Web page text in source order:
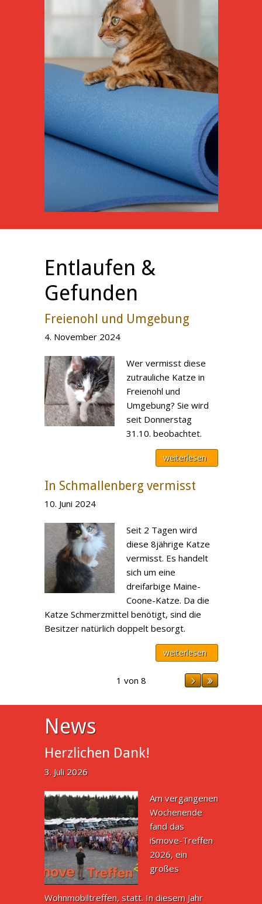
Entlaufen &
Gefunden
Freienohl und Umgebung
4. November 2024
Wer vermisst diese
zutrauliche Katze in
Freienohl und
Umgebung? Sie wird
seit Donnerstag
31.10. beobachtet.
weiterlesen
In Schmallenberg vermisst
10. Juni 2024
Seit 2 Tagen wird
diese 8jährige Katze
vermisst. Es handelt
sich um eine
dreifarbige Maine-
Coone-Katze. Da die
Katze Schmerzmittel benötigt, sind die
Besitzer natürlich doppelt besorgt.
weiterlesen
1 von 8
News
Herzlichen Dank!
3. Juli 2026
Am vergangenen
Wochenende
fand das
iSmove-Treffen
2026, ein
großes
Wohnmobiltreffen, statt. In diesem Jahr